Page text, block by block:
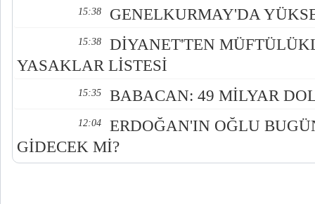
15:38 GENELKURMAY'DA
15:38
DİYANET'TEN
YASAKLAR LİSTESİ
15:35 BABACAN: 49 MİLYAR
12:04
ERDOĞAN'IN OĞLU
GİDECEK Mİ?